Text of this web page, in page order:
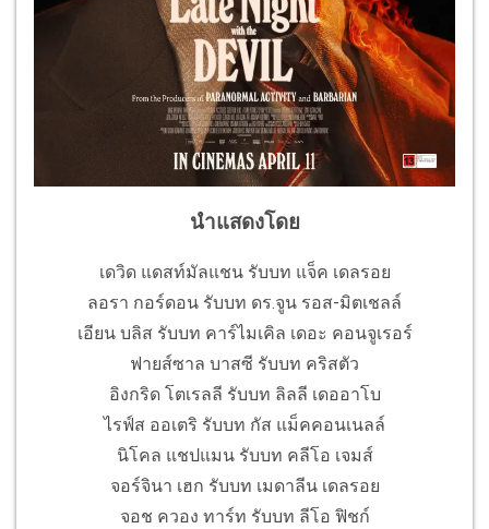
นำแสดงโดย
เดวิด แดสท์มัลแชน รับบท แจ็ค เดลรอย
ลอรา กอร์ดอน รับบท ดร.จูน รอส-มิตเชลล์
เอียน บลิส รับบท คาร์ไมเคิล เดอะ คอนจูเรอร์
ฟายส์ซาล บาสซี รับบท คริสตัว
อิงกริด โตเรลลี รับบท ลิลลี เดออาโบ
ไรฟ์ส ออเตริ รับบท กัส แม็คคอนเนลล์
นิโคล แชปแมน รับบท คลีโอ เจมส์
จอร์จินา เฮก รับบท เมดาลีน เดลรอย
จอช ควอง ทาร์ท รับบท ลีโอ ฟิชก์